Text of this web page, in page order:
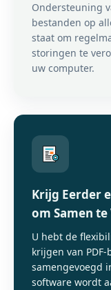
Ondersteuning
bestanden op
staat om
storingen te
uw computer.
Krijg Eerder
om Samen te
U hebt de
krijgen van
samengevoegd
software wordt